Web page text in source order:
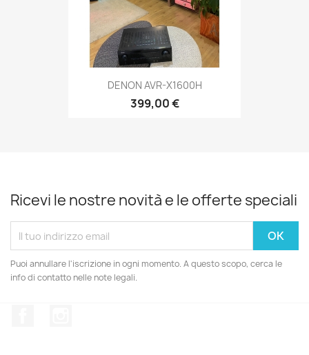
DENON AVR-X1600H
399,00 €
Ricevi le nostre novità e le offerte speciali
Puoi annullare l'iscrizione in ogni momento. A questo scopo, cerca le
info di contatto nelle note legali.